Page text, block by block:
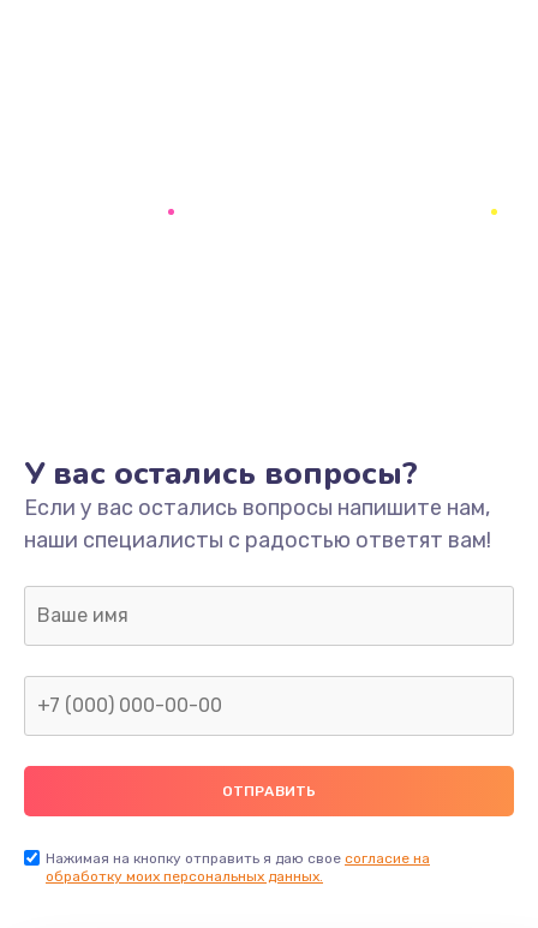
У вас остались вопросы?
Если у вас остались вопросы напишите нам,
наши специалисты с радостью ответят вам!
Нажимая на кнопку отправить я даю свое согласие на
обработку моих персональных данных.